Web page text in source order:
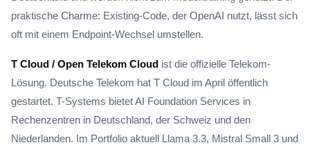
praktische Charme: Existing-Code, der OpenAI nutzt, lässt sich
oft mit einem Endpoint-Wechsel umstellen.
T Cloud / Open Telekom Cloud ist die offizielle Telekom-
Lösung. Deutsche Telekom hat T Cloud im April öffentlich
gestartet. T-Systems bietet AI Foundation Services in
Rechenzentren in Deutschland, der Schweiz und den
Niederlanden. Im Portfolio aktuell Llama 3.3, Mistral Small 3 und